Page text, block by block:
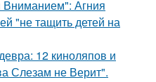
Вниманием": Агния
"не тащить детей на
12 киноляпов и
Слезам не Верит".